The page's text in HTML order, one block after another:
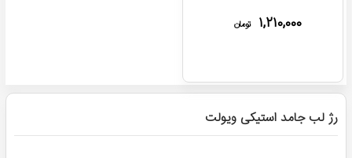
۱,۲۱۰,۰۰۰ تومان
رژ لب جامد استیکی ویولت